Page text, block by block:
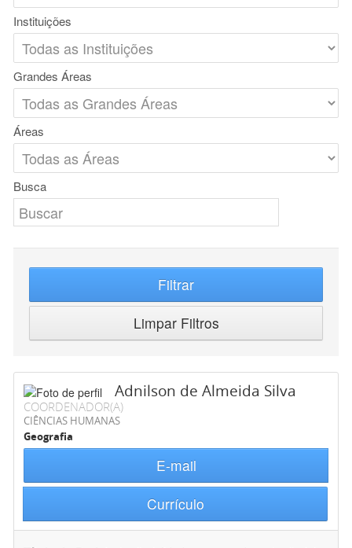
Instituições
Grandes Áreas
Áreas
Busca
Filtrar
Limpar Filtros
Adnilson de Almeida Silva
COORDENADOR(A)
CIÊNCIAS HUMANAS
Geografia
E-mail
Currículo